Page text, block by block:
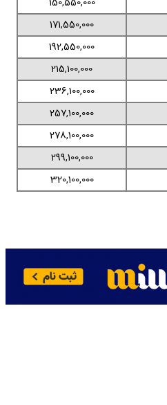
171,550,000
192,550,000
215,100,000
236,100,000
257,100,000
278,100,000
299,100,000
320,100,000